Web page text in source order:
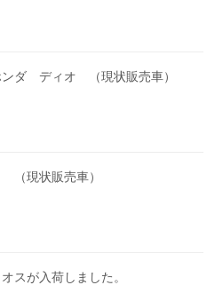
ンダ ディオ （現状販売車）
現状販売車）
スが入荷しました。